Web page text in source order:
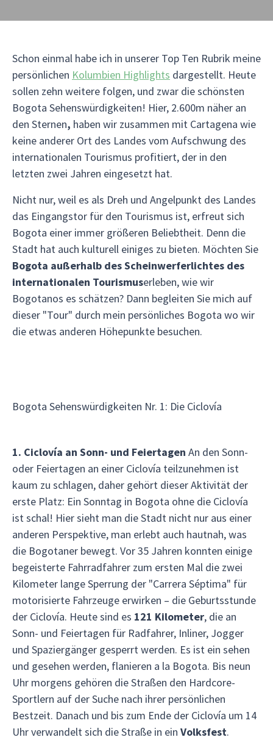
Schon einmal habe ich in unserer Top Ten Rubrik meine
persönlichen Kolumbien Highlights dargestellt. Heute
sollen zehn weitere folgen, und zwar die schönsten
Bogota Sehenswürdigkeiten! Hier, 2.600m näher an
den Sternen, haben wir zusammen mit Cartagena wie
keine anderer Ort des Landes vom Aufschwung des
internationalen Tourismus profitiert, der in den
letzten zwei Jahren eingesetzt hat.
Nicht nur, weil es als Dreh und Angelpunkt des Landes
das Eingangstor für den Tourismus ist, erfreut sich
Bogota einer immer größeren Beliebtheit. Denn die
Stadt hat auch kulturell einiges zu bieten. Möchten Sie
Bogota außerhalb des Scheinwerferlichtes des
internationalen Tourismuserleben, wie wir
Bogotanos es schätzen? Dann begleiten Sie mich auf
dieser "Tour" durch mein persönliches Bogota wo wir
die etwas anderen Höhepunkte besuchen.
Bogota Sehenswürdigkeiten Nr. 1: Die Ciclovía
1. Ciclovía an Sonn- und Feiertagen An den Sonn-
oder Feiertagen an einer Ciclovía teilzunehmen ist
kaum zu schlagen, daher gehört dieser Aktivität der
erste Platz: Ein Sonntag in Bogota ohne die Ciclovía
ist schal! Hier sieht man die Stadt nicht nur aus einer
anderen Perspektive, man erlebt auch hautnah, was
die Bogotaner bewegt. Vor 35 Jahren konnten einige
begeisterte Fahrradfahrer zum ersten Mal die zwei
Kilometer lange Sperrung der "Carrera Séptima" für
motorisierte Fahrzeuge erwirken – die Geburtsstunde
der Ciclovía. Heute sind es 121 Kilometer, die an
Sonn- und Feiertagen für Radfahrer, Inliner, Jogger
und Spaziergänger gesperrt werden. Es ist ein sehen
und gesehen werden, flanieren a la Bogota. Bis neun
Uhr morgens gehören die Straßen den Hardcore-
Sportlern auf der Suche nach ihrer persönlichen
Bestzeit. Danach und bis zum Ende der Ciclovía um 14
Uhr verwandelt sich die Straße in ein Volksfest.